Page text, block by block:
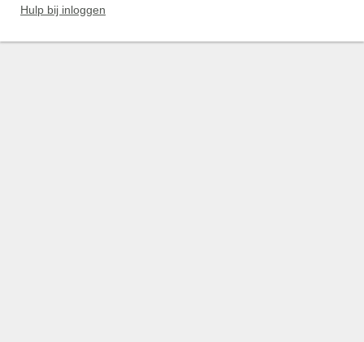
Hulp bij inloggen